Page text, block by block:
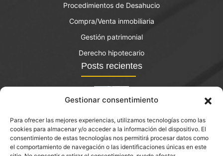
Gestionar consentimiento
Para ofrecer las mejores experiencias, utilizamos tecnologías como las
cookies para almacenar y/o acceder a la información del dispositivo. El
consentimiento de estas tecnologías nos permitirá procesar datos como
el comportamiento de navegación o las identificaciones únicas en este
Procedimientos de Desahucio
Compra/Venta inmobiliaria
Gestión patrimonial
Derecho hipotecario
Posts recientes
El bono joven de vivienda: qué es y quién lo puede
solicitar?
septiembre 14, 2023